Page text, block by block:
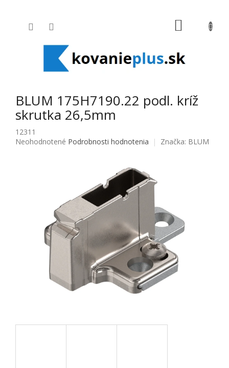
BLUM 175H7190.22 podl. kríž
skrutka 26,5mm
12311
Priemerné hodnotenie produktu je 0,0 z 5 hviezdičiek.
Neohodnotené Podrobnosti hodnotenia Značka: BLUM